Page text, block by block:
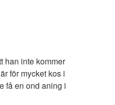
han inte kommer
för mycket kos i
få en ond aning i